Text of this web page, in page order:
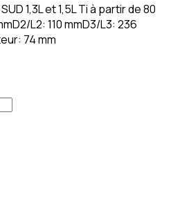
1,3L et 1,5L Ti à partir de 80
L2: 110 mmD3/L3: 236
74 mm